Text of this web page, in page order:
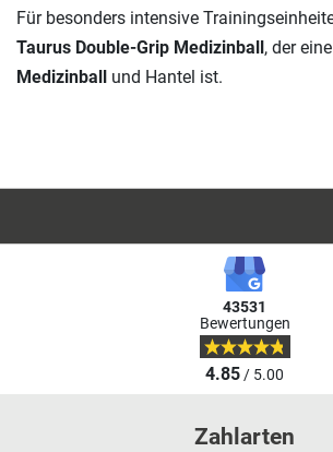
Für besonders intensive
Taurus Double-Grip Medizinball, der
Medizinball und Hantel ist.
43531
Bewertungen
4.85/ 5.00
Zahlarten